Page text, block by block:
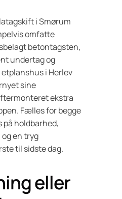
i Smørum
omfatte
betontagsten,
undertag og
i Herlev
sine
ekstra
Fælles for begge
på holdbarhed,
en tryg
til sidste dag.
eller